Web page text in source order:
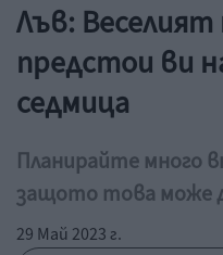
Лъв:
предстои ви
седмица
Планирайте много
защото това може
29 Май 2023 г.